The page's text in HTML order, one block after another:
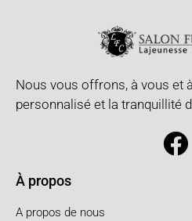
Nous vous offrons, à vous et
personnalisé et la tranquillité
À propos
A propos de nous